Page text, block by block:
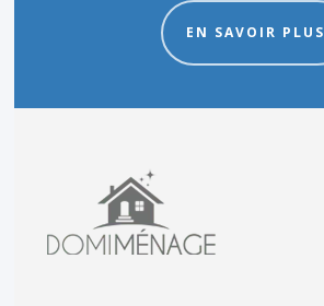
EN SAVOIR PLUS